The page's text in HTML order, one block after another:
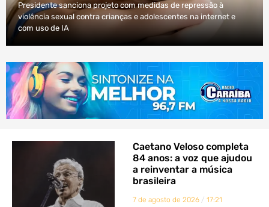
Presidente sanciona projeto com medidas de repressão à
violência sexual contra crianças e adolescentes na internet e
com uso de IA
Caetano Veloso completa
84 anos: a voz que ajudou
a reinventar a música
brasileira
7 de agosto de 2026 17:21